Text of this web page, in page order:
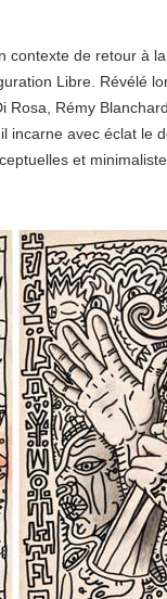
contexte de retour à
Libre. Révélé
Rosa, Rémy
incarne avec éclat
et